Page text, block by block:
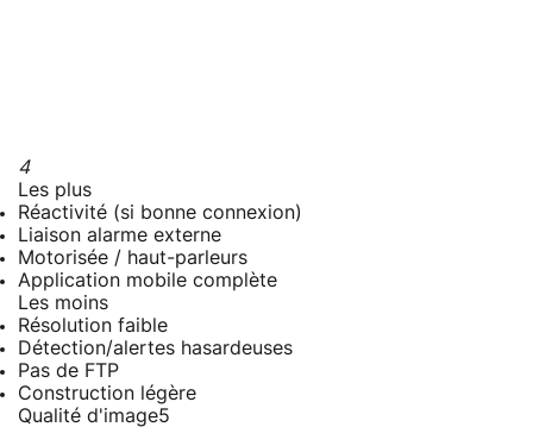
4
Les plus
Réactivité (si bonne connexion)
Liaison alarme externe
Motorisée / haut-parleurs
Application mobile complète
Les moins
Résolution faible
Détection/alertes hasardeuses
Pas de FTP
Construction légère
Qualité d'image5